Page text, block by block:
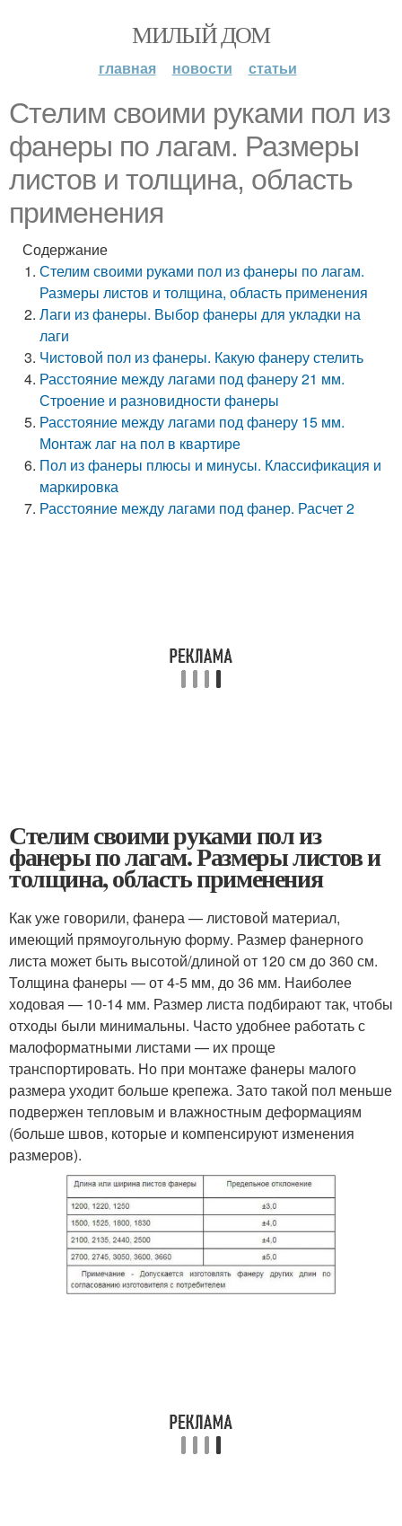
МИЛЫЙ ДОМ
главная новости статьи
Стелим своими руками пол из
фанepы по лагам. Размеры
листов и толщина, область
применения
Содержание
Стелим своими руками пол из фанepы по лагам.
Размеры листов и толщина, область применения
Лаги из фанеры. Выбор фанеры для укладки на
лаги
Чистовой пол из фанеры. Какую фанеру стелить
Расстояние между лагами под фанеру 21 мм.
Строение и разновидности фанеры
Расстояние между лагами под фанеру 15 мм.
Монтаж лаг на пол в квартире
Пол из фанеры плюсы и минусы. Классификация и
маркировка
Расстояние между лагами под фанер. Расчет 2
Стелим своими руками пол из
фанepы по лагам. Размеры листов и
толщина, область применения
Как уже говорили, фанера — листовой материал,
имеющий прямоугольную форму. Размер фанерного
листа может быть высотой/длиной от 120 см до 360 см.
Толщина фанеры — от 4-5 мм, до 36 мм. Наиболее
ходовая — 10-14 мм. Размер листа подбирают так, чтобы
отходы были минимальны. Часто удобнее работать с
малоформатными листами — их проще
транспортировать. Но при монтаже фанеры малого
размера уходит больше крепежа. Зато такой пол меньше
подвержен тепловым и влажностным деформациям
(больше швов, которые и компенсируют изменения
размеров).